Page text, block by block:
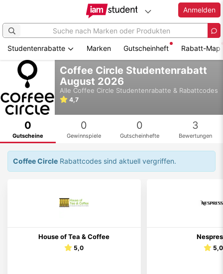
Hauptinhalt
springen
Anmelden
Studentenrabatte Marken Gutscheinheft Rabatt-Map
Coffee Circle Studentenrabatt
August 2026
Alle Coffee Circle Studentenrabatte & Rabattcodes
4,7
0
Gutscheine
0
Gewinnspiele
0
Gutscheinhefte
3
Bewertungen
Coffee Circle Rabattcodes sind aktuell vergriffen.
House of Tea & Coffee
5,0 5,0